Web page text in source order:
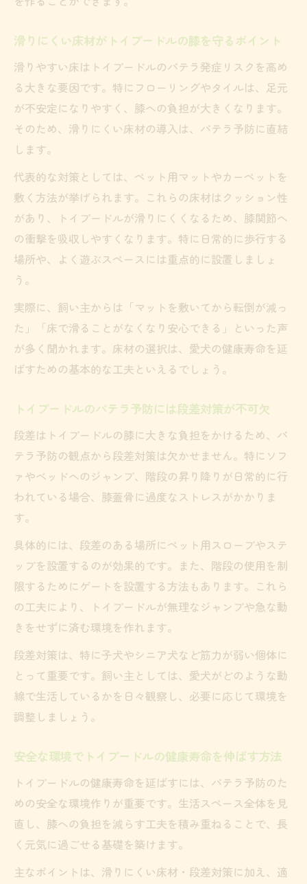
滑りにくい床材がトイプードルの膝を守るポイント
滑りやすい床はトイプードルのパテラ発症リスクを高め
る大きな要因です。特にフローリングやタイルは、足元
が不安定になりやすく、膝への負担が大きくなります。
そのため、滑りにくい床材の導入は、パテラ予防に直結
します。
代表的な対策としては、ペット用マットやカーペットを
敷く方法が挙げられます。これらの床材はクッション性
があり、トイプードルが滑りにくくなるため、膝関節へ
の衝撃を吸収しやすくなります。特に日常的に歩行する
場所や、よく遊ぶスペースには重点的に設置しましょ
う。
実際に、飼い主からは「マットを敷いてから転倒が減っ
た」「床で滑ることがなくなり安心できる」といった声
が多く聞かれます。床材の選択は、愛犬の健康寿命を延
ばすための基本的な工夫といえるでしょう。
トイプードルのパテラ予防には段差対策が不可欠
段差はトイプードルの膝に大きな負担をかけるため、パ
テラ予防の観点から段差対策は欠かせません。特にソフ
ァやベッドへのジャンプ、階段の昇り降りが日常的に行
われている場合、膝蓋骨に過度なストレスがかかりま
す。
具体的には、段差のある場所にペット用スロープやステ
ップを設置するのが効果的です。また、階段の使用を制
限するためにゲートを設置する方法もあります。これら
の工夫により、トイプードルが無理なジャンプや急な動
きをせずに済む環境を作れます。
段差対策は、特に子犬やシニア犬など筋力が弱い個体に
とって重要です。飼い主としては、愛犬がどのような動
線で生活しているかを日々観察し、必要に応じて環境を
調整しましょう。
安全な環境でトイプードルの健康寿命を伸ばす方法
トイプードルの健康寿命を延ばすには、パテラ予防のた
めの安全な環境作りが重要です。生活スペース全体を見
直し、膝への負担を減らす工夫を積み重ねることで、長
く元気に過ごせる基礎を築けます。
主なポイントは、滑りにくい床材・段差対策に加え、適